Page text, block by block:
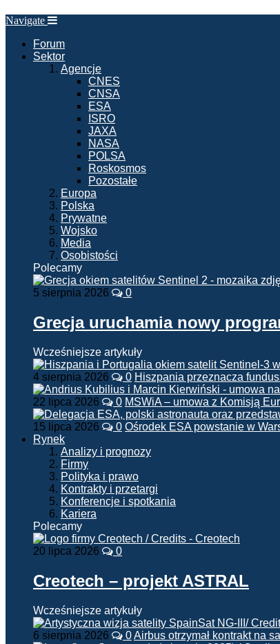
Navigate
Forum
Sektor
Agencje
CNES
CNSA
ESA
ISRO
JAXA
NASA
POLSA
Roskosmos
Pozostałe
Europa
Polska
Prywatne
Wojsko
Media
Osobistości
Polecamy
5 sierpnia 2026 0
Grecja uruchamia nowy
Wcześniejsze artykuły
4 sierpnia 2026 0 Hiszpania przeznacza
22 lipca 2026 0 MSWiA – umowa z Komisją
15 lipca 2026 0 Ośrodek ESA powstanie w
Rynek
Analizy i prognozy
Firmy
Polityka i prawo
Kontrakty i przetargi
Konferencje i spotkania
Kariera
Polecamy
20 lipca 2026 0
Creotech – projekt ASTRAL
Wcześniejsze artykuły
6 sierpnia 2026 0Airbus otrzymał kontrakt na